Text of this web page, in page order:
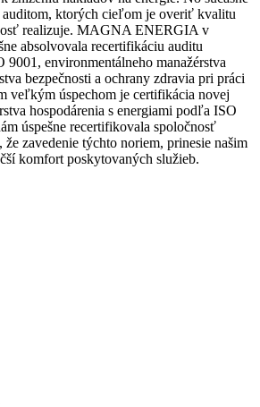
auditom, ktorých cieľom je overiť kvalitu
realizuje. MAGNA ENERGIA v
absolvovala recertifikáciu auditu
9001, environmentálneho manažérstva
bezpečnosti a ochrany zdravia pri práci
veľkým úspechom je certifikácia novej
hospodárenia s energiami podľa ISO
úspešne recertifikovala spoločnosť
zavedenie týchto noriem, prinesie našim
komfort poskytovaných služieb.